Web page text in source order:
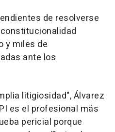
de resolverse
y miles de
ante los
litigiosidad", Álvarez
es el profesional más
pericial porque